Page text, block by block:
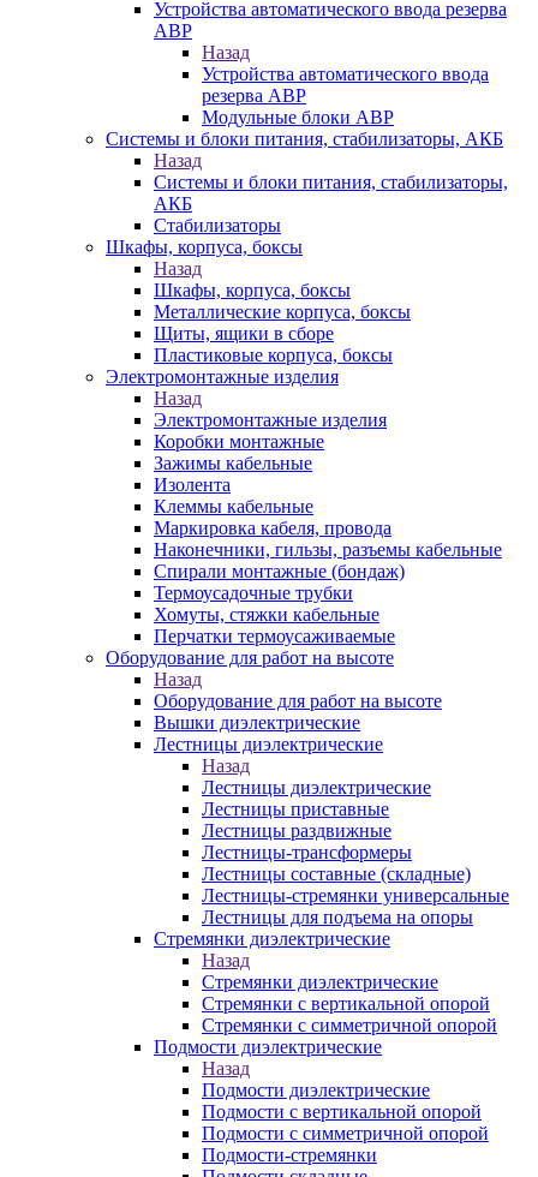
Устройства автоматического ввода резерва
АВР
Назад
Устройства автоматического ввода
резерва АВР
Модульные блоки АВР
Системы и блоки питания, стабилизаторы, АКБ
Назад
Системы и блоки питания, стабилизаторы,
АКБ
Стабилизаторы
Шкафы, корпуса, боксы
Назад
Шкафы, корпуса, боксы
Металлические корпуса, боксы
Щиты, ящики в сборе
Пластиковые корпуса, боксы
Электромонтажные изделия
Назад
Электромонтажные изделия
Коробки монтажные
Зажимы кабельные
Изолента
Клеммы кабельные
Маркировка кабеля, провода
Наконечники, гильзы, разъемы кабельные
Спирали монтажные (бондаж)
Термоусадочные трубки
Хомуты, стяжки кабельные
Перчатки термоусаживаемые
Оборудование для работ на высоте
Назад
Оборудование для работ на высоте
Вышки диэлектрические
Лестницы диэлектрические
Назад
Лестницы диэлектрические
Лестницы приставные
Лестницы раздвижные
Лестницы-трансформеры
Лестницы составные (складные)
Лестницы-стремянки универсальные
Лестницы для подъема на опоры
Стремянки диэлектрические
Назад
Стремянки диэлектрические
Стремянки с вертикальной опорой
Стремянки с симметричной опорой
Подмости диэлектрические
Назад
Подмости диэлектрические
Подмости с вертикальной опорой
Подмости с симметричной опорой
Подмости-стремянки